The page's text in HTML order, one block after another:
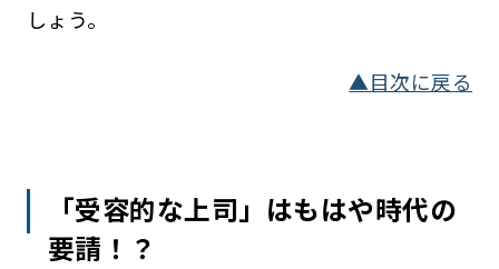
しょう。
▲目次に戻る
「受容的な上司」はもはや時代の
要請！？